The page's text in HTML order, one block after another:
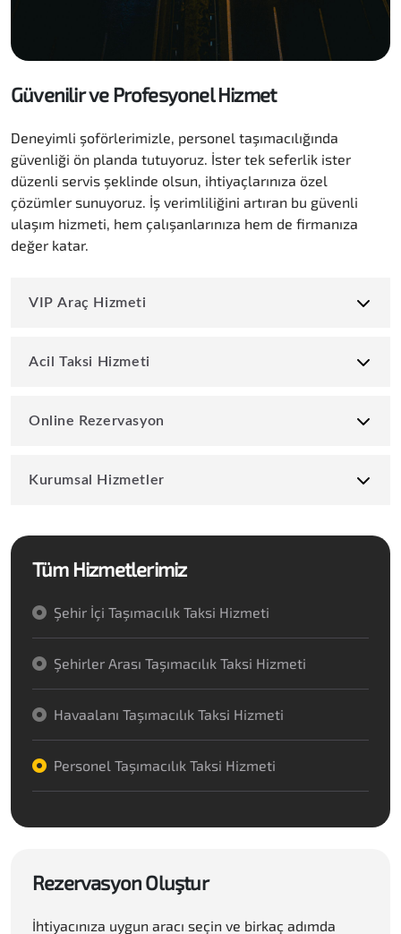
Tüm Hizmetlerimiz
Şehir İçi Taşımacılık Taksi Hizmeti
Şehirler Arası Taşımacılık Taksi Hizmeti
Havaalanı Taşımacılık Taksi Hizmeti
Personel Taşımacılık Taksi Hizmeti
Rezervasyon Oluştur
İhtiyacınıza uygun aracı seçin ve birkaç adımda
Güvenilir ve Profesyonel Hizmet
Deneyimli şoförlerimizle, personel taşımacılığında
güvenliği ön planda tutuyoruz. İster tek seferlik ister
düzenli servis şeklinde olsun, ihtiyaçlarınıza özel
çözümler sunuyoruz. İş verimliliğini artıran bu güvenli
ulaşım hizmeti, hem çalışanlarınıza hem de firmanıza
değer katar.
VIP Araç Hizmeti
Acil Taksi Hizmeti
Online Rezervasyon
Kurumsal Hizmetler